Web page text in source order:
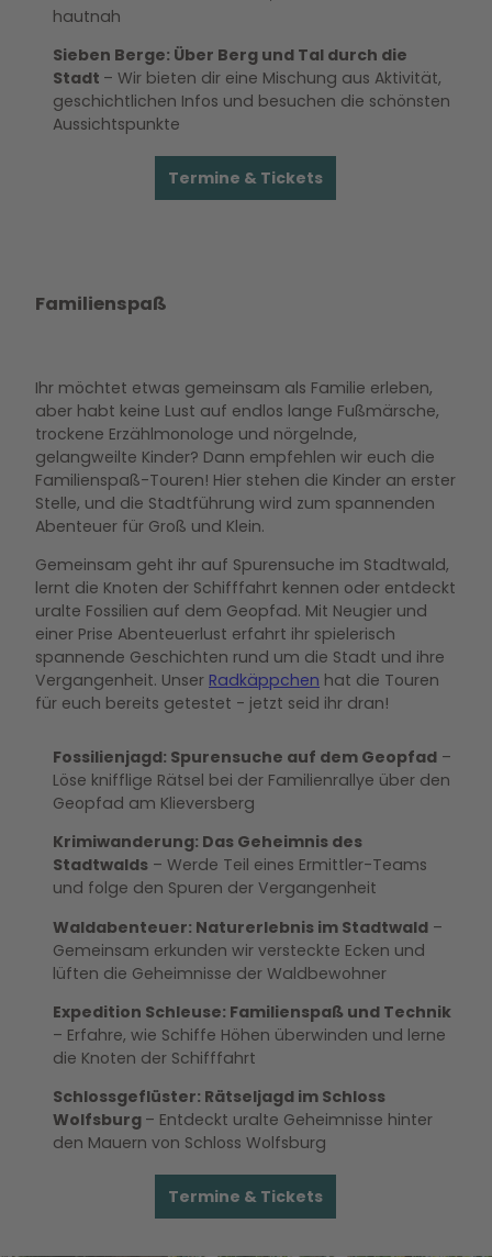
hautnah
Sieben Berge: Über Berg und Tal durch die
Stadt – Wir bieten dir eine Mischung aus Aktivität,
geschichtlichen Infos und besuchen die schönsten
Aussichtspunkte
Termine & Tickets
Familienspaß
Ihr möchtet etwas gemeinsam als Familie erleben,
aber habt keine Lust auf endlos lange Fußmärsche,
trockene Erzählmonologe und nörgelnde,
gelangweilte Kinder? Dann empfehlen wir euch die
Familienspaß-Touren! Hier stehen die Kinder an erster
Stelle, und die Stadtführung wird zum spannenden
Abenteuer für Groß und Klein.
Gemeinsam geht ihr auf Spurensuche im Stadtwald,
lernt die Knoten der Schifffahrt kennen oder entdeckt
uralte Fossilien auf dem Geopfad. Mit Neugier und
einer Prise Abenteuerlust erfahrt ihr spielerisch
spannende Geschichten rund um die Stadt und ihre
Vergangenheit. Unser Radkäppchen hat die Touren
für euch bereits getestet - jetzt seid ihr dran!
Fossilienjagd: Spurensuche auf dem Geopfad –
Löse knifflige Rätsel bei der Familienrallye über den
Geopfad am Klieversberg
Krimiwanderung: Das Geheimnis des
Stadtwalds – Werde Teil eines Ermittler-Teams
und folge den Spuren der Vergangenheit
Waldabenteuer: Naturerlebnis im Stadtwald –
Gemeinsam erkunden wir versteckte Ecken und
lüften die Geheimnisse der Waldbewohner
Expedition Schleuse: Familienspaß und Technik
– Erfahre, wie Schiffe Höhen überwinden und lerne
die Knoten der Schifffahrt
Schlossgeflüster: Rätseljagd im Schloss
Wolfsburg – Entdeckt uralte Geheimnisse hinter
den Mauern von Schloss Wolfsburg
Termine & Tickets